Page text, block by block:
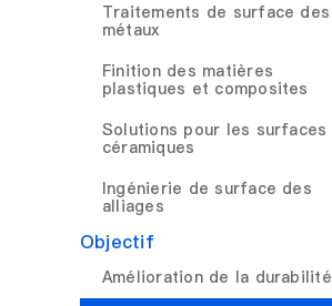
Traitements de surface des
métaux
Finition des matières
plastiques et composites
Solutions pour les surfaces
céramiques
Ingénierie de surface des
alliages
Objectif
Amélioration de la durabilité